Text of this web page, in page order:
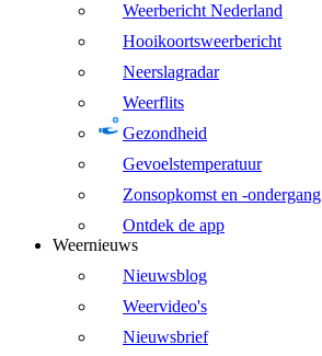
Weerbericht Nederland
Hooikoortsweerbericht
Neerslagradar
Weerflits
Gezondheid
Gevoelstemperatuur
Zonsopkomst en -ondergang
Ontdek de app
Weernieuws
Nieuwsblog
Weervideo's
Nieuwsbrief